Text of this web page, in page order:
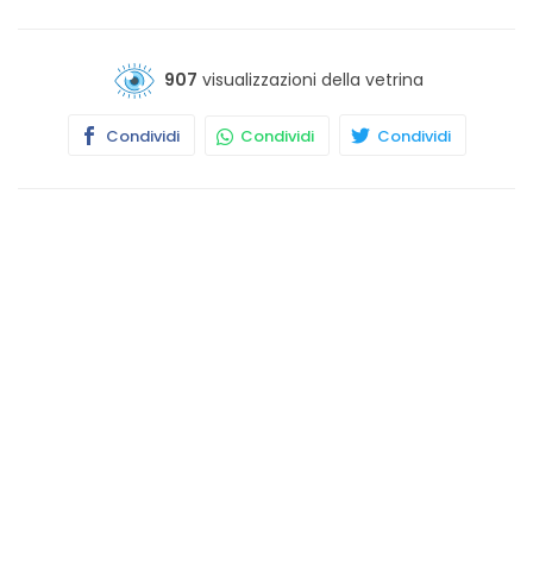
907 visualizzazioni della vetrina
Condividi Condividi Condividi